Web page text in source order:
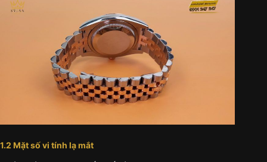
1.2 Mặt số vi tính lạ mắt